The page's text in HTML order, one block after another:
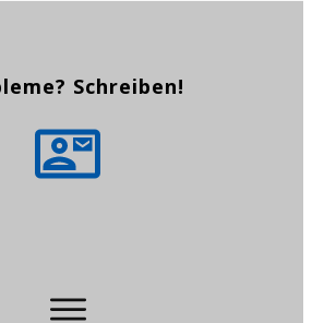
Schreiben!